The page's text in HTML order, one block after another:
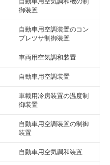
御装置
自動車用空調装置のコン
プレツサ制御装置
車両用空気調和装置
自動車用空調装置
車載用冷房装置の温度制
御装置
自動車用空調装置の制御
装置
自動車用空気調和装置